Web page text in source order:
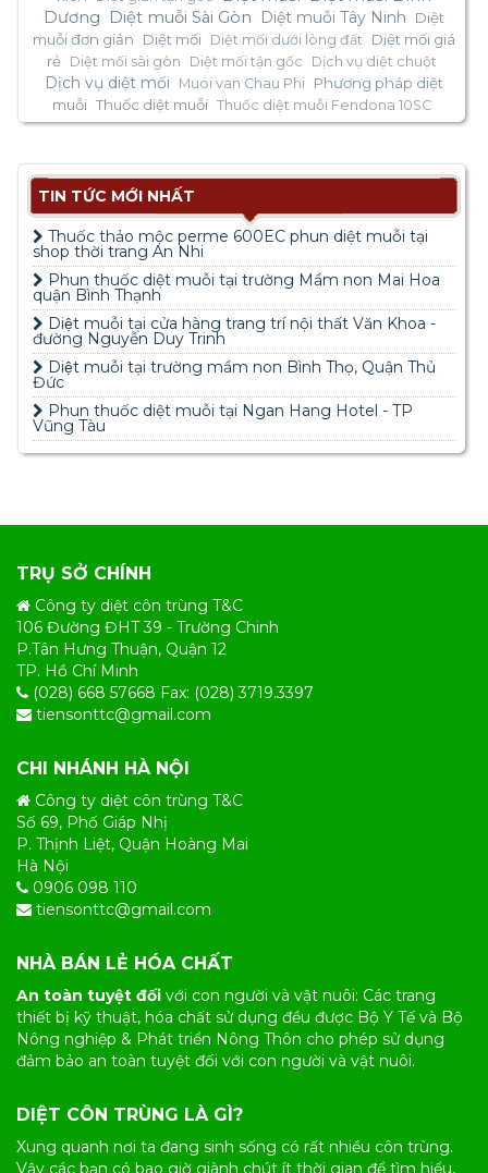
Dương
Diệt muỗi Sài Gòn Diệt muỗi Tây Ninh
Diệt
muỗi đơn giản
Diệt mối Diệt mối dưới lòng đất
Diệt mối giá
rẻ Diệt mối sài gòn Diệt mối tận gốc Dịch vụ diệt chuột
Dịch vụ diệt mối Muoi van Chau Phi
Phương pháp diệt
muỗi Thuốc diệt muỗi Thuốc diệt muỗi Fendona 10SC
TIN TỨC MỚI NHẤT
Thuốc thảo mộc perme 600EC phun diệt muỗi tại
shop thời trang An Nhi
Phun thuốc diệt muỗi tại trường Mầm non Mai Hoa
quận Bình Thạnh
Diệt muỗi tại cửa hàng trang trí nội thất Văn Khoa -
đường Nguyễn Duy Trinh
Diệt muỗi tại trường mầm non Bình Thọ, Quận Thủ
Đức
Phun thuốc diệt muỗi tại Ngan Hang Hotel - TP
Vũng Tàu
TRỤ SỞ CHÍNH
Công ty diệt côn trùng T&C
106 Đường ĐHT 39 - Trường Chinh
P.Tân Hưng Thuận, Quận 12
TP. Hồ Chí Minh
(028) 668 57668 Fax: (028) 3719.3397
tiensonttc@gmail.com
CHI NHÁNH HÀ NỘI
Công ty diệt côn trùng T&C
Số 69, Phố Giáp Nhị
P. Thịnh Liệt, Quận Hoàng Mai
Hà Nội
0906 098 110
tiensonttc@gmail.com
NHÀ BÁN LẺ HÓA CHẤT
An toàn tuyệt đối với con người và vật nuôi: Các trang
thiết bị kỹ thuật, hóa chất sử dụng đều được Bộ Y Tế và Bộ
Nông nghiệp & Phát triển Nông Thôn cho phép sử dụng
đảm bảo an toàn tuyệt đối với con người và vật nuôi.
DIỆT CÔN TRÙNG LÀ GÌ?
Xung quanh nơi ta đang sinh sống có rất nhiều côn trùng.
Vậy các bạn có bao giờ giành chút ít thời gian để tìm hiểu,